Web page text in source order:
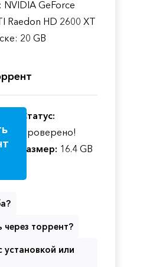
GeForce
Raedon HD 2600 XT
20 GB
Статус:
Проверено!
Размер: 16.4 GB
через торрент?
или